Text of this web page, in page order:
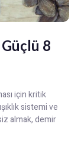
8
için kritik
sistemi ve
almak, demir